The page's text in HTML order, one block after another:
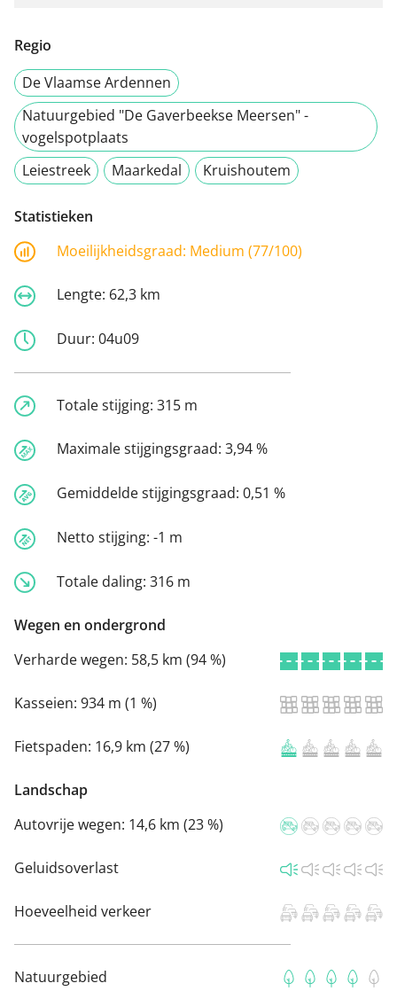
Regio
De Vlaamse Ardennen
Natuurgebied "De Gaverbeekse Meersen" -
vogelspotplaats
Leiestreek
Maarkedal Kruishoutem
Statistieken
Moeilijkheidsgraad: Medium (77/100)
Lengte: 62,3 km
Duur: 04u09
Totale stijging: 315 m
Maximale stijgingsgraad: 3,94 %
Gemiddelde stijgingsgraad: 0,51 %
Netto stijging: -1 m
Totale daling: 316 m
Wegen en ondergrond
Verharde wegen: 58,5 km (94 %)
Kasseien: 934 m (1 %)
Fietspaden: 16,9 km (27 %)
Landschap
Autovrije wegen: 14,6 km (23 %)
Geluidsoverlast
Hoeveelheid verkeer
Natuurgebied